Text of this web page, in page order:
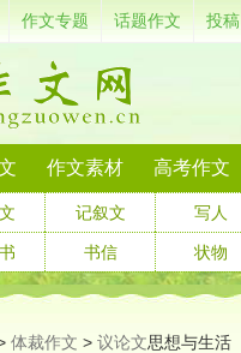
作文专题 话题作文 投稿
作文素材 高考作文
记叙文 写人
书信 状物
体裁作文 > 议论文思想与生活